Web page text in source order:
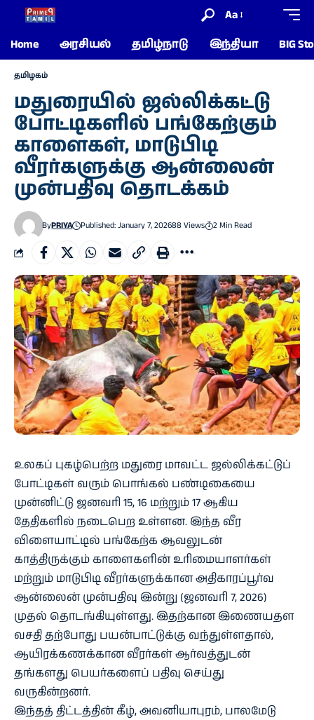
Aa
Home
அரசியல் தமிழ்நாடு இந்தியா BIG
தமிழகம்
மதுரையில் ஜல்லிக்கட்டு
போட்டிகளில் பங்கேற்கும்
காளைகள், மாடுபிடி
வீரர்களுக்கு ஆன்லைன்
முன்பதிவு தொடக்கம்
ByPRIYA Published: January 7, 202688 Views 2 Min Read
உலகப் புகழ்பெற்ற மதுரை மாவட்ட ஜல்லிக்கட்டுப்
போட்டிகள் வரும் பொங்கல் பண்டிகையை
முன்னிட்டு ஜனவரி 15, 16 மற்றும் 17 ஆகிய
தேதிகளில் நடைபெற உள்ளன. இந்த வீர
விளையாட்டில் பங்கேற்க ஆவலுடன்
காத்திருக்கும் காளைகளின் உரிமையாளர்கள்
மற்றும் மாடுபிடி வீரர்களுக்கான அதிகாரப்பூர்வ
ஆன்லைன் முன்பதிவு இன்று (ஜனவரி 7, 2026)
முதல் தொடங்கியுள்ளது. இதற்கான இணையதள
வசதி தற்போது பயன்பாட்டுக்கு வந்துள்ளதால்,
ஆயிரக்கணக்கான வீரர்கள் ஆர்வத்துடன்
தங்களது பெயர்களைப் பதிவு செய்து
வருகின்றனர்.
இந்தத் திட்டத்தின் கீழ், அவனியாபுரம், பாலமேடு